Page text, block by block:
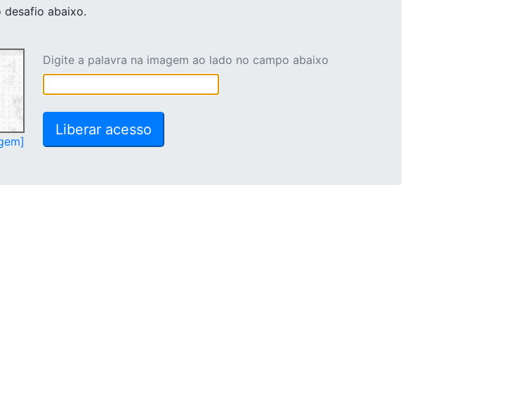
desafio abaixo.
Digite a palavra na imagem ao lado no campo abaixo